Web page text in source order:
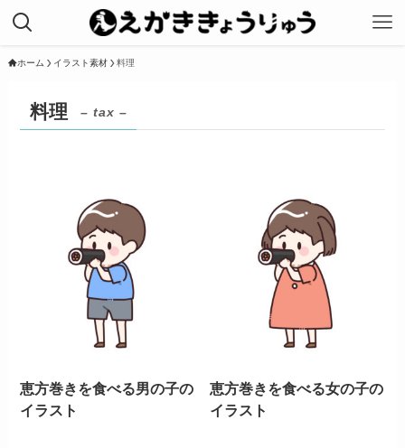
ホーム イラスト素材 料理
料理 – tax –
恵方巻きを食べる男の子の
イラスト
恵方巻きを食べる女の子の
イラスト